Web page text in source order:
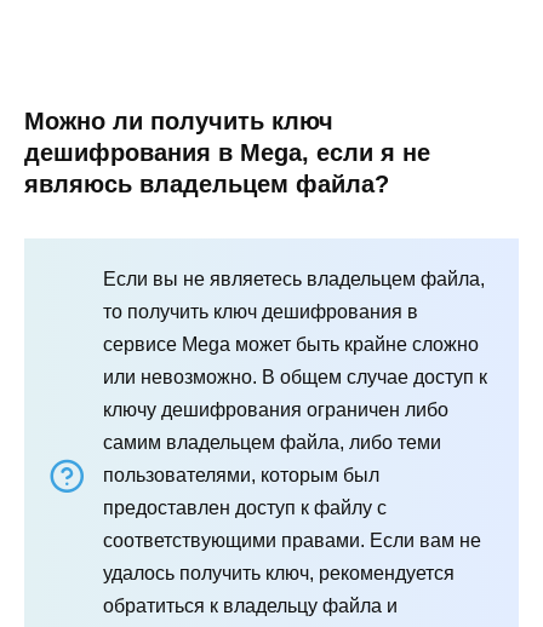
Можно ли получить ключ
дешифрования в Mega, если я не
являюсь владельцем файла?
Если вы не являетесь владельцем файла,
то получить ключ дешифрования в
сервисе Mega может быть крайне сложно
или невозможно. В общем случае доступ к
ключу дешифрования ограничен либо
самим владельцем файла, либо теми
пользователями, которым был
предоставлен доступ к файлу с
соответствующими правами. Если вам не
удалось получить ключ, рекомендуется
обратиться к владельцу файла и